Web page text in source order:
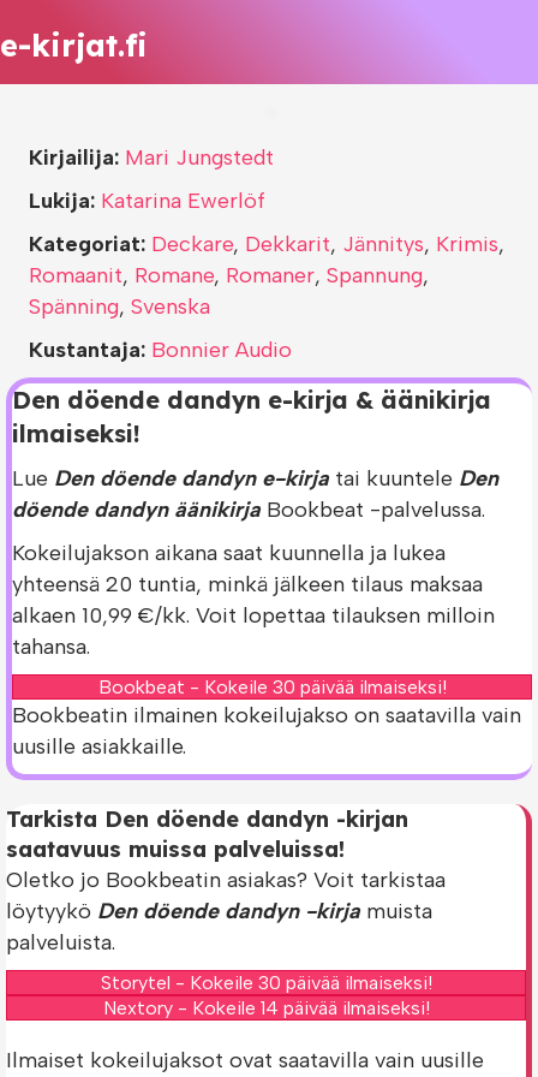
e-kirjat.fi
Den döende dandyn e-kirja & äänikirja
ilmaiseksi!
Lue Den döende dandyn e-kirja tai kuuntele Den
döende dandyn äänikirja Bookbeat -palvelussa.
Kokeilujakson aikana saat kuunnella ja lukea
yhteensä 20 tuntia, minkä jälkeen tilaus maksaa
alkaen 10,99 €/kk. Voit lopettaa tilauksen milloin
tahansa.
Bookbeat - Kokeile 30 päivää ilmaiseksi!
Bookbeatin ilmainen kokeilujakso on saatavilla vain
uusille asiakkaille.
Kirjailija: Mari Jungstedt
Lukija: Katarina Ewerlöf
Kategoriat: Deckare, Dekkarit, Jännitys, Krimis,
Romaanit, Romane, Romaner, Spannung,
Spänning, Svenska
Kustantaja: Bonnier Audio
Tarkista Den döende dandyn -kirjan
saatavuus muissa palveluissa!
Oletko jo Bookbeatin asiakas? Voit tarkistaa
löytyykö Den döende dandyn -kirja muista
palveluista.
Storytel - Kokeile 30 päivää ilmaiseksi!
Nextory - Kokeile 14 päivää ilmaiseksi!
Ilmaiset kokeilujaksot ovat saatavilla vain uusille